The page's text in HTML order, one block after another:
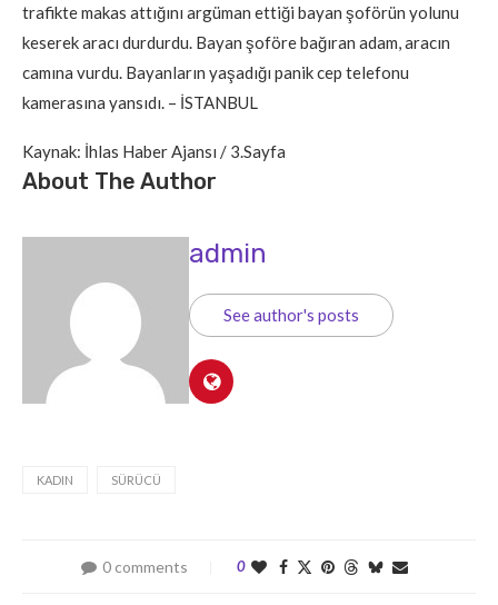
trafikte makas attığını argüman ettiği bayan şoförün yolunu
keserek aracı durdurdu. Bayan şoföre bağıran adam, aracın
camına vurdu. Bayanların yaşadığı panik cep telefonu
kamerasına yansıdı. – İSTANBUL
Kaynak: İhlas Haber Ajansı / 3.Sayfa
About The Author
admin
See author's posts
KADIN SÜRÜCÜ
0 comments 0